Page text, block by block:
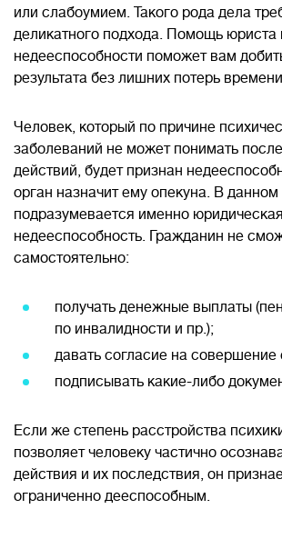
или слабоумием. Такого рода дела
деликатного подхода. Помощь юриста
недееспособности поможет вам
результата без лишних потерь
Человек, который по причине
заболеваний не может понимать
действий, будет признан
орган назначит ему опекуна. В данном
подразумевается именно юридическая
недееспособность. Гражданин не
самостоятельно:
получать денежные выплаты
по инвалидности и пр.);
давать согласие на совершение
подписывать какие-либо
Если же степень расстройства
позволяет человеку частично
действия и их последствия, он
ограниченно дееспособным.